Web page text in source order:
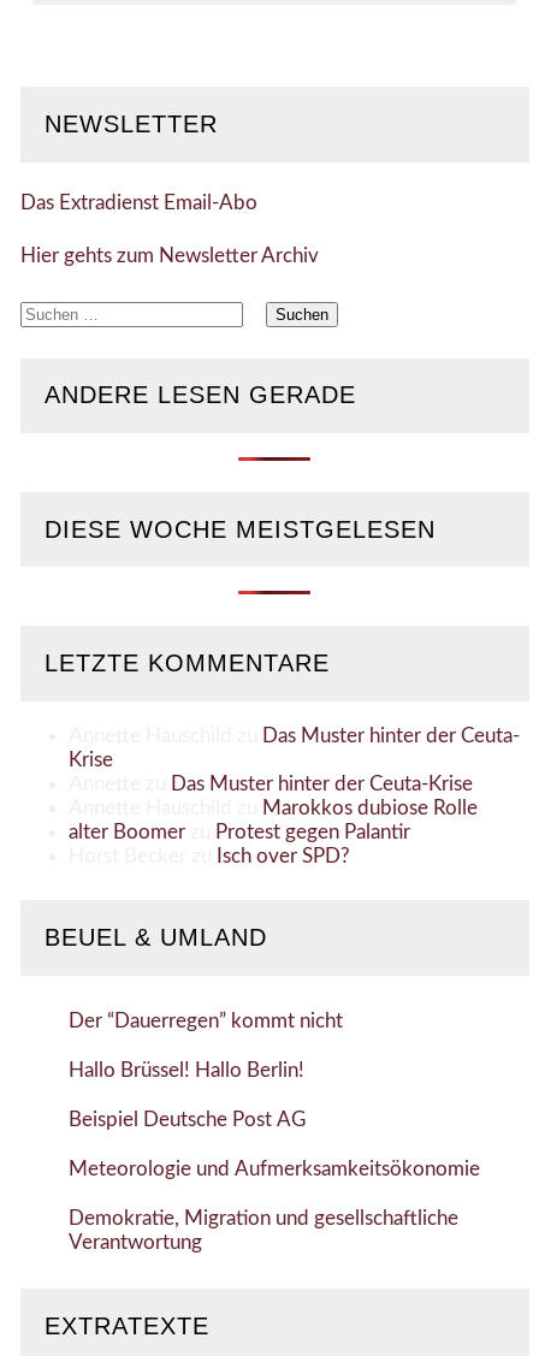
NEWSLETTER
Das Extradienst Email-Abo
Hier gehts zum Newsletter Archiv
Suchen
ANDERE LESEN GERADE
DIESE WOCHE MEISTGELESEN
LETZTE KOMMENTARE
Das Muster hinter der Ceuta-
Krise
Das Muster hinter der Ceuta-Krise
Marokkos dubiose Rolle
alter Boomerzu
Protest gegen Palantir
Isch over SPD?
BEUEL & UMLAND
Der “Dauerregen” kommt nicht
Hallo Brüssel! Hallo Berlin!
Beispiel Deutsche Post AG
Meteorologie und Aufmerksamkeitsökonomie
Demokratie, Migration und gesellschaftliche
Verantwortung
EXTRATEXTE